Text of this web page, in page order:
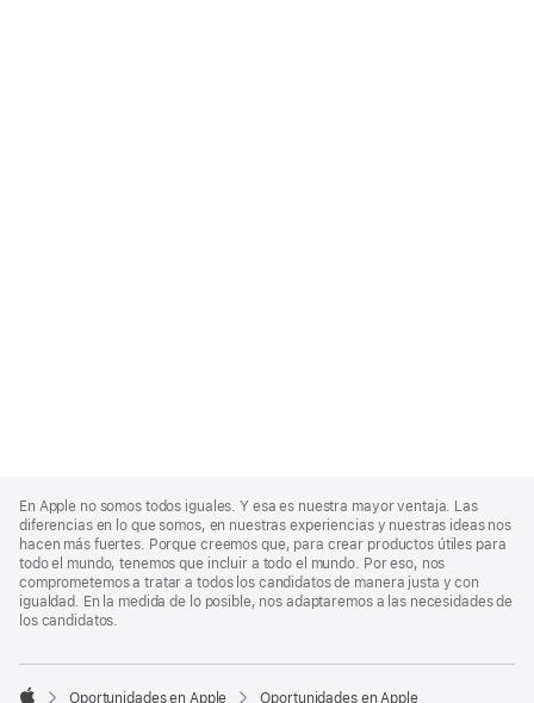
Footer
En Apple no somos todos iguales. Y esa es nuestra mayor ventaja. Las
diferencias en lo que somos, en nuestras experiencias y nuestras ideas nos
hacen más fuertes. Porque creemos que, para crear productos útiles para
todo el mundo, tenemos que incluir a todo el mundo. Por eso, nos
comprometemos a tratar a todos los candidatos de manera justa y con
igualdad. En la medida de lo posible, nos adaptaremos a las necesidades de
los candidatos.

Oportunidades en Apple Oportunidades en Apple